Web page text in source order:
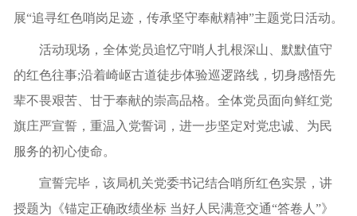
展“追寻红色哨岗足迹，传承坚守奉献精神”主题党日活动。
活动现场，全体党员追忆守哨人扎根深山、默默值守
的红色往事;沿着崎岖古道徒步体验巡逻路线，切身感悟先
辈不畏艰苦、甘于奉献的崇高品格。全体党员面向鲜红党
旗庄严宣誓，重温入党誓词，进一步坚定对党忠诚、为民
服务的初心使命。
宣誓完毕，该局机关党委书记结合哨所红色实景，讲
授题为《锚定正确政绩坐标 当好人民满意交通“答卷人”》